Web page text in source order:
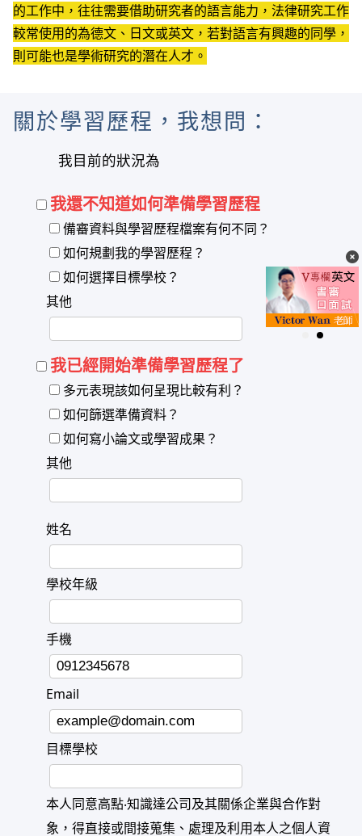
的工作中，往往需要借助研究者的語言能力，法律研究工作
較常使用的為德文、日文或英文，若對語言有興趣的同學，
則可能也是學術研究的潛在人才。
關於學習歷程，我想問：
我目前的狀況為
我還不知道如何準備學習歷程
備審資料與學習歷程檔案有何不同？
如何規劃我的學習歷程？
如何選擇目標學校？
其他
我已經開始準備學習歷程了
多元表現該如何呈現比較有利？
如何篩選準備資料？
如何寫小論文或學習成果？
其他
姓名
學校年級
手機
Email
目標學校
本人同意高點‧知識達公司及其關係企業與合作對
象，得直接或間接蒐集、處理及利用本人之個人資